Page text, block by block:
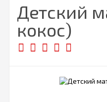
Детский
кокос)